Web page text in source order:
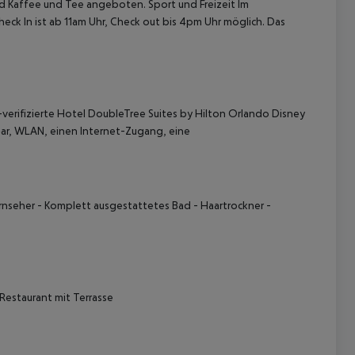
Kaffee und Tee angeboten. Sport und Freizeit Im
In ist ab 11am Uhr, Check out bis 4pm Uhr möglich. Das
Hotel DoubleTree Suites by Hilton Orlando Disney
WLAN, einen Internet-Zugang, eine
- Komplett ausgestattetes Bad - Haartrockner -
mit Terrasse